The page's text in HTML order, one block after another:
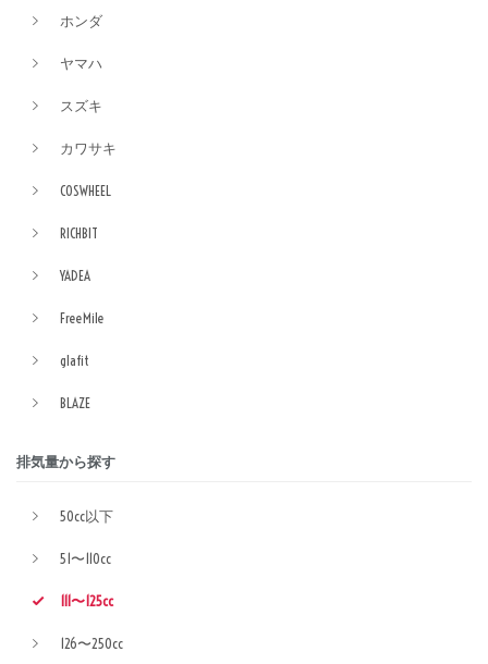
ホンダ
ヤマハ
スズキ
カワサキ
COSWHEEL
RICHBIT
YADEA
FreeMile
glafit
BLAZE
排気量から探す
50cc以下
51〜110cc
111〜125cc
126〜250cc